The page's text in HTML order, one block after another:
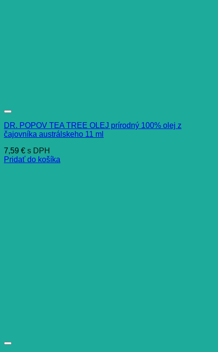
DR. POPOV TEA TREE OLEJ prírodný 100% olej z
čajovníka austrálskeho 11 ml
7,59 € s DPH
Pridať do košíka